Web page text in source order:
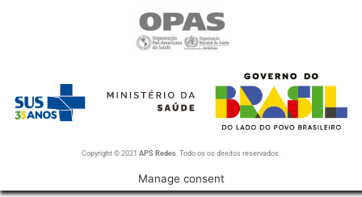
Copyright © 2021 APS Redes. Todo os os direitos reservados.
Manage consent